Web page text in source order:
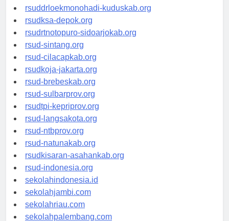
rsud-tpikepriprov.org
rsuddrloekmonohadi-kuduskab.org
rsudksa-depok.org
rsudrtnotopuro-sidoarjokab.org
rsud-sintang.org
rsud-cilacapkab.org
rsudkoja-jakarta.org
rsud-brebeskab.org
rsud-sulbarprov.org
rsudtpi-kepriprov.org
rsud-langsakota.org
rsud-ntbprov.org
rsud-natunakab.org
rsudkisaran-asahankab.org
rsud-indonesia.org
sekolahindonesia.id
sekolahjambi.com
sekolahriau.com